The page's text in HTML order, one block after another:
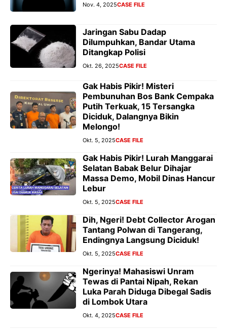
Nov. 4, 2025CASE FILE
Jaringan Sabu Dadap
Dilumpuhkan, Bandar Utama
Ditangkap Polisi
Okt. 26, 2025CASE FILE
Gak Habis Pikir! Misteri
Pembunuhan Bos Bank Cempaka
Putih Terkuak, 15 Tersangka
Diciduk, Dalangnya Bikin
Melongo!
Okt. 5, 2025CASE FILE
Gak Habis Pikir! Lurah Manggarai
Selatan Babak Belur Dihajar
Massa Demo, Mobil Dinas Hancur
Lebur
Okt. 5, 2025CASE FILE
Dih, Ngeri! Debt Collector Arogan
Tantang Polwan di Tangerang,
Endingnya Langsung Diciduk!
Okt. 5, 2025CASE FILE
Ngerinya! Mahasiswi Unram
Tewas di Pantai Nipah, Rekan
Luka Parah Diduga Dibegal Sadis
di Lombok Utara
Okt. 4, 2025CASE FILE